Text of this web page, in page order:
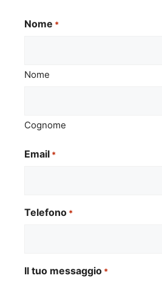
Nome *
Nome
Cognome
Email *
Telefono *
Il tuo messaggio *